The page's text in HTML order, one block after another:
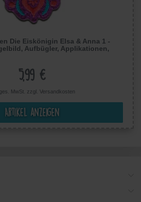
Die Eiskönigin Elsa & Anna 1 -
Aufbügler, Applikationen,
5,99 €
MwSt. zzgl. Versandkosten
Artikel anzeigen